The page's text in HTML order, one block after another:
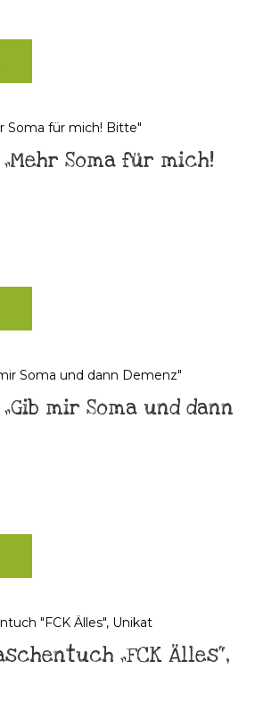
Soma für mich!
mir Soma und dann
„FCK Älles“,